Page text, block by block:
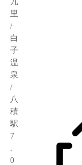
里
/
白
子
温
泉
/
八
積
駅
7
.
0